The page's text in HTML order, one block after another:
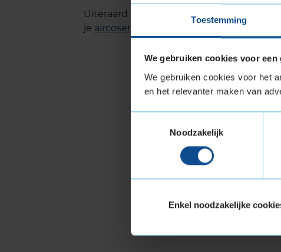
Toestemming
We gebruiken cookies voor een
We gebruiken cookies voor het
en het relevanter maken van
Noodzakelijk
Enkel noodzakelijke
Uiteraard kun je bij ons ook terecht voor
je aircoservice in Apeldoorn